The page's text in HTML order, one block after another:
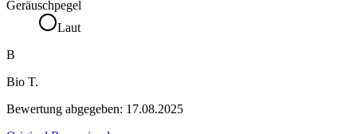
Geräuschpegel
Laut
B
Bio T.
Bewertung abgegeben: 17.08.2025